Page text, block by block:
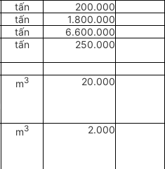
tấn
200.000
tấn
1.800.000
tấn
6.600.000
tấn 250.000
m3 20.000
m3 2.000